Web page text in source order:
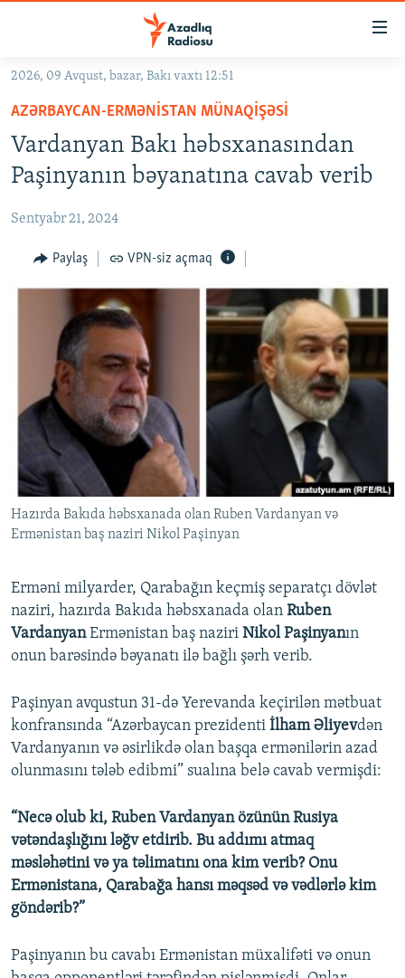
Əsas
qayıt
Əsas
naviqasiyaya
qayıt
Axtarışa
#İZAHLA
KORRUPSIOMETR
#ƏSLINDƏ
FƏRQƏ BAX
QANUNI DOĞRU
ARAŞDIRMA
MULTIMEDIA
VIDEO
FOTOQALEREYA
İNFOQRAFIKA
KARIKATURA
RADIO ARXIV
OXU ZALI
AZƏRBAYCAN ƏDƏBIYYATI KITABXANASI
İSLAM VƏ DEMOKRATIYA
İZ - MƏDƏNIYYƏT PROQRAMI
HAQQIMIZDA
MISSIYAMIZ
PEŞƏ ETIKASI VƏ JURNALISTIKA STANDARTLARIMIZ
MATERIALLARIMIZDAN ISTIFADƏ
AZADLIQRADIOSU MOBIL TELEFONUNUZDA
XƏBƏR BÜLLETENLƏRIMIZ
BIZI IZLƏ
RFE/RL-in bütün saytları
2026, 09 Avqust, bazar, Bakı vaxtı 12:51
AZƏRBAYCAN-ERMƏNISTAN MÜNAQIŞƏSI
Vardanyan Bakı həbsxanasından
Paşinyanın bəyanatına cavab verib
Sentyabr 21, 2024
Paylaş VPN-siz açmaq
Hazırda Bakıda həbsxanada olan Ruben Vardanyan və
Ermənistan baş naziri Nikol Paşinyan
Erməni milyarder, Qarabağın keçmiş separatçı dövlət
naziri, hazırda Bakıda həbsxanada olan Ruben
VardanyanErmənistan baş naziri Nikol Paşinyanın
onun barəsində bəyanatı ilə bağlı şərh verib.
Paşinyan avqustun 31-də Yerevanda keçirilən mətbuat
konfransında “Azərbaycan prezidenti İlham Əliyevdən
Vardanyanın və əsirlikdə olan başqa ermənilərin azad
olunmasını tələb edibmi” sualına belə cavab vermişdi:
“Necə olub ki, Ruben Vardanyan özünün Rusiya
vətəndaşlığını ləğv etdirib. Bu addımı atmaq
məsləhətini və ya təlimatını ona kim verib? Onu
Ermənistana, Qarabağa hansı məqsəd və vədlərlə kim
göndərib?”
Paşinyanın bu cavabı Ermənistan müxalifəti və onun